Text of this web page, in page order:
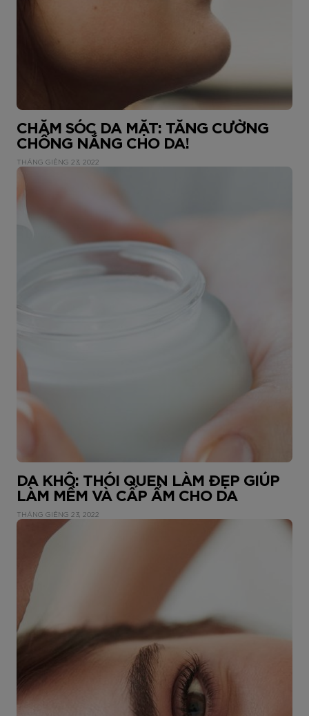
CHĂM SÓC DA MẶT: TĂNG CƯỜNG
CHỐNG NẮNG CHO DA!
THÁNG GIÊNG 23, 2022
DA KHÔ: THÓI QUEN LÀM ĐẸP GIÚP
LÀM MỀM VÀ CẤP ẨM CHO DA
THÁNG GIÊNG 23, 2022